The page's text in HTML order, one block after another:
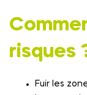
risques
Fuir les